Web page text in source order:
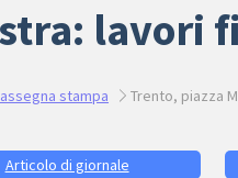
stampa Trento, piazza
Articolo di giornale